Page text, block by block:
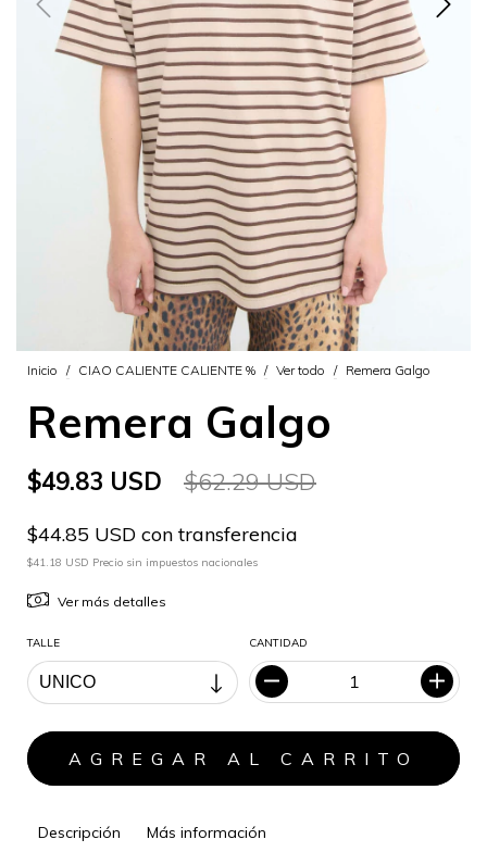
Inicio / CIAO CALIENTE CALIENTE % / Ver todo / Remera Galgo
Remera Galgo
$49.83 USD $62.29 USD
$44.85 USD con transferencia
$41.18 USD Precio sin impuestos nacionales
Ver más detalles
TALLE CANTIDAD
Descripción Más información